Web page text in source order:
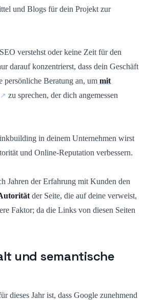
und Blogs für dein Projekt zur
verstehst oder keine Zeit für den
darauf konzentrierst, dass dein Geschäft
persönliche Beratung an, um mit
zu sprechen, der dich angemessen
in deinem Unternehmen wirst
und Online-Reputation verbessern.
Jahren der Erfahrung mit Kunden den
der Seite, die auf deine verweist,
Faktor; da die Links von diesen Seiten
und semantische
dieses Jahr ist, dass Google zunehmend